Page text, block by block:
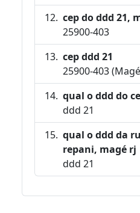
cep do ddd 21,
25900-403
cep ddd 21
25900-403
qual o ddd do
ddd 21
qual o ddd da
repani, magé rj
ddd 21